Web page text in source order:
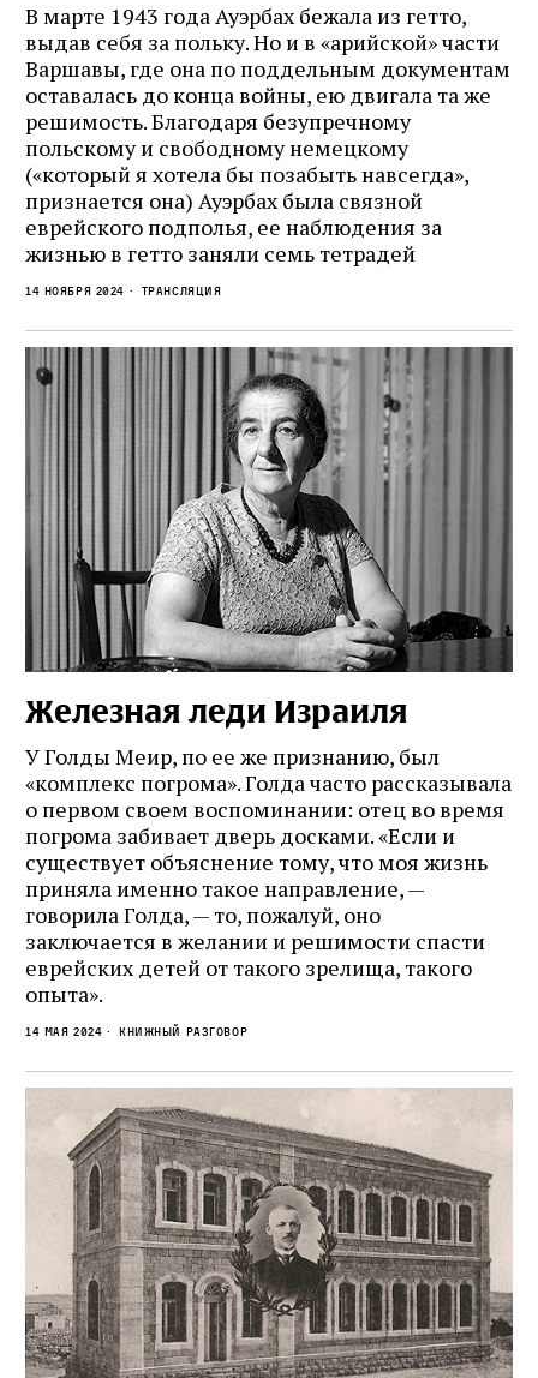
В марте 1943 года Ауэрбах бежала из гетто,
выдав себя за польку. Но и в «арийской» части
Варшавы, где она по поддельным документам
оставалась до конца войны, ею двигала та же
решимость. Благодаря безупречному
польскому и свободному немецкому
(«который я хотела бы позабыть навсегда»,
признается она) Ауэрбах была связной
еврейского подполья, ее наблюдения за
жизнью в гетто заняли семь тетрадей
14 ноября 2024 Трансляция
Железная леди Израиля
У Голды Меир, по ее же признанию, был
«комплекс погрома». Голда часто рассказывала
о первом своем воспоминании: отец во время
погрома забивает дверь досками. «Если и
существует объяснение тому, что моя жизнь
приняла именно такое направление, —
говорила Голда, — то, пожалуй, оно
заключается в желании и решимости спасти
еврейских детей от такого зрелища, такого
опыта».
14 мая 2024 Книжный разговор